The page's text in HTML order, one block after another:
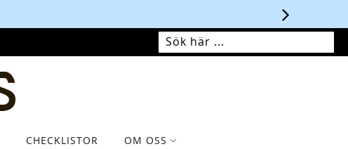
SÖK SÖK
MIN VARUKORG
CHECKLISTOR OM OSS